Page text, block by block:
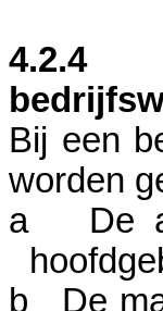
4.2.4
Bij een
worden
a
De
b
De